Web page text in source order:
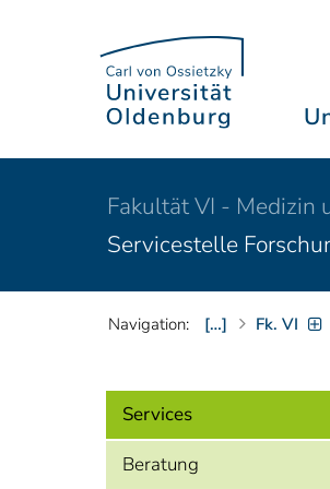
Fakultät VI - Medizin
Servicestelle
Navigation: […] Fk. VI
Services
Beratung